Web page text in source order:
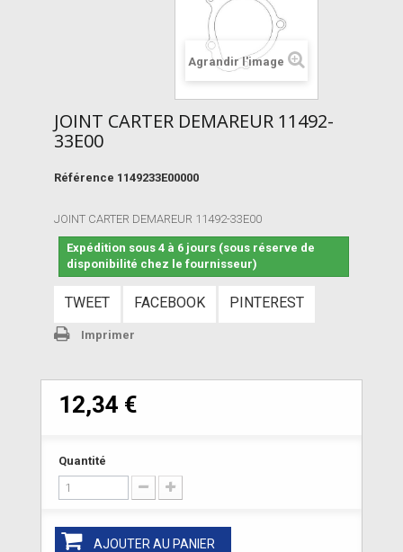
Agrandir l'image
JOINT CARTER DEMAREUR 11492-
33E00
Référence 1149233E00000
JOINT CARTER DEMAREUR 11492-33E00
Expédition sous 4 à 6 jours (sous réserve de
disponibilité chez le fournisseur)
TWEET FACEBOOK PINTEREST
Imprimer
12,34 €
Quantité
AJOUTER AU PANIER